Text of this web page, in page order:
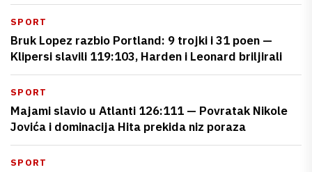
SPORT
Bruk Lopez razbio Portland: 9 trojki i 31 poen —
Klipersi slavili 119:103, Harden i Leonard briljirali
SPORT
Majami slavio u Atlanti 126:111 — Povratak Nikole
Jovića i dominacija Hita prekida niz poraza
SPORT